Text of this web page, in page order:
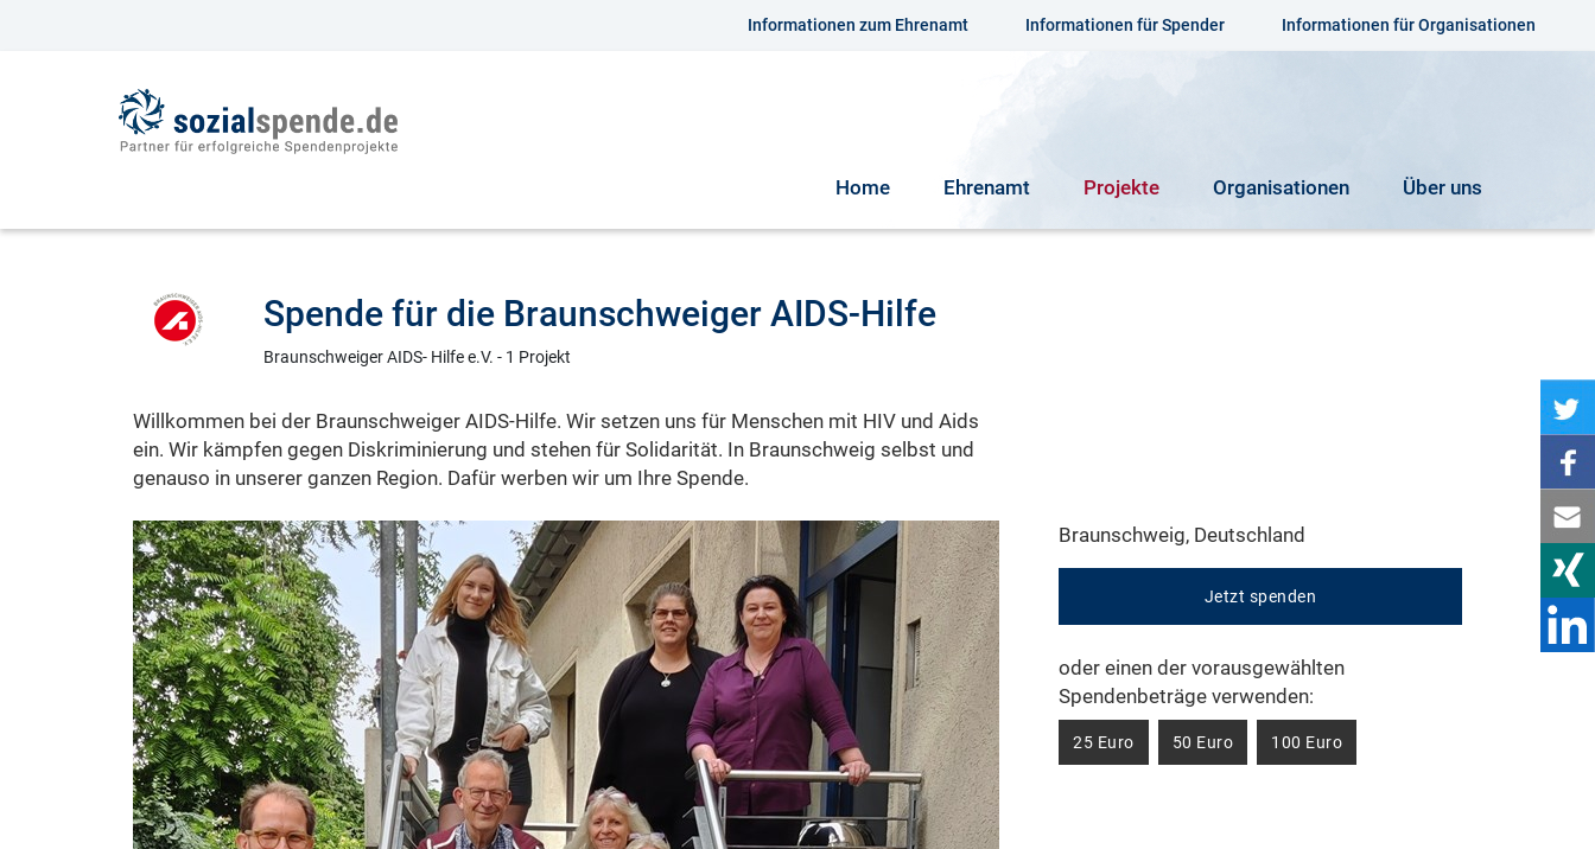
Informationen zum Ehrenamt Informationen für Spender Informationen für Organisationen
Home Ehrenamt Projekte Organisationen Über uns
Spende für die Braunschweiger AIDS-Hilfe
Braunschweiger AIDS- Hilfe e.V. - 1 Projekt
Willkommen bei der Braunschweiger AIDS-Hilfe. Wir setzen uns für Menschen mit HIV und Aids
ein. Wir kämpfen gegen Diskriminierung und stehen für Solidarität. In Braunschweig selbst und
genauso in unserer ganzen Region. Dafür werben wir um Ihre Spende.
Braunschweig, Deutschland
Jetzt spenden
oder einen der vorausgewählten
Spendenbeträge verwenden:
25 Euro 50 Euro 100 Euro